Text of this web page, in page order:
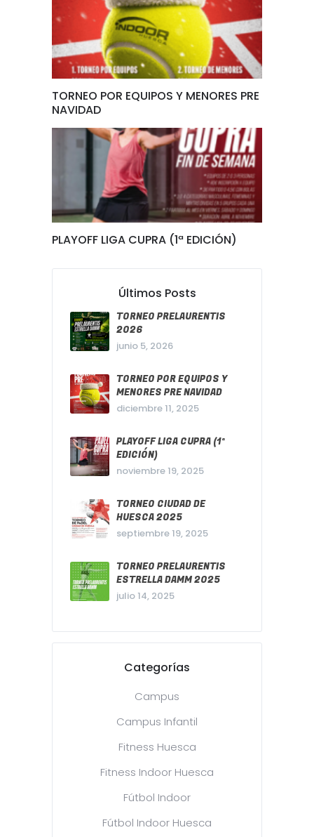
TORNEO POR EQUIPOS Y MENORES PRE
NAVIDAD
PLAYOFF LIGA CUPRA (1ª EDICIÓN)
Últimos Posts
TORNEO PRELAURENTIS
2026
junio 5, 2026
TORNEO POR EQUIPOS Y
MENORES PRE NAVIDAD
diciembre 11, 2025
PLAYOFF LIGA CUPRA (1ª
EDICIÓN)
noviembre 19, 2025
TORNEO CIUDAD DE
HUESCA 2025
septiembre 19, 2025
TORNEO PRELAURENTIS
ESTRELLA DAMM 2025
julio 14, 2025
Categorías
Campus
Campus Infantil
Fitness Huesca
Fitness Indoor Huesca
Fútbol Indoor
Fútbol Indoor Huesca